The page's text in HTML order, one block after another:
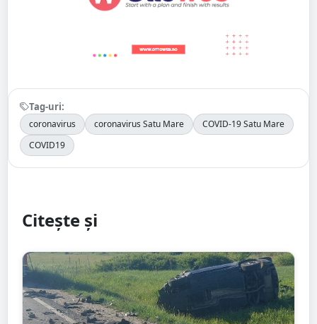
Tag-uri:
coronavirus coronavirus Satu Mare
COVID-19 Satu Mare
COVID19
Citește și